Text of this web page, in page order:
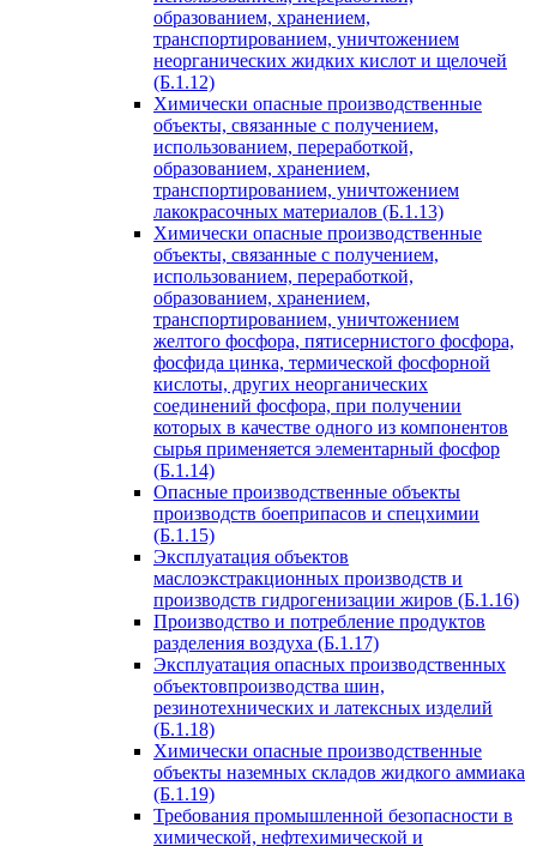
образованием, хранением,
транспортированием, уничтожением
неорганических жидких кислот и щелочей
(Б.1.12)
Химически опасные производственные
объекты, связанные с получением,
использованием, переработкой,
образованием, хранением,
транспортированием, уничтожением
лакокрасочных материалов (Б.1.13)
Химически опасные производственные
объекты, связанные с получением,
использованием, переработкой,
образованием, хранением,
транспортированием, уничтожением
желтого фосфора, пятисернистого фосфора,
фосфида цинка, термической фосфорной
кислоты, других неорганических
соединений фосфора, при получении
которых в качестве одного из компонентов
сырья применяется элементарный фосфор
(Б.1.14)
Опасные производственные объекты
производств боеприпасов и спецхимии
(Б.1.15)
Эксплуатация объектов
маслоэкстракционных производств и
производств гидрогенизации жиров (Б.1.16)
Производство и потребление продуктов
разделения воздуха (Б.1.17)
Эксплуатация опасных производственных
объектовпроизводства шин,
резинотехнических и латексных изделий
(Б.1.18)
Химически опасные производственные
объекты наземных складов жидкого аммиака
(Б.1.19)
Требования промышленной безопасности в
химической, нефтехимической и